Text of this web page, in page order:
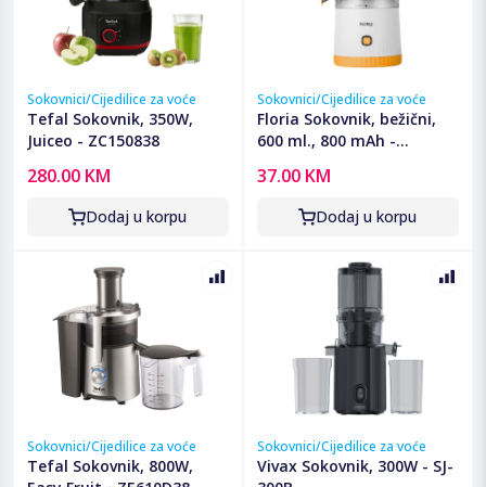
Sokovnici/Cijedilice za voće
Tefal Sokovnik, 350W,
Juiceo - ZC150838
280.00 KM
Dodaj u korpu
Sokovnici/Cijedilice za voće
Floria Sokovnik, bežični,
600 ml., 800 mAh -
37.00 KM
Dodaj u korpu
Sokovnici/Cijedilice za voće
Tefal Sokovnik, 800W,
Sokovnici/Cijedilice za voće
Vivax Sokovnik, 300W - SJ-